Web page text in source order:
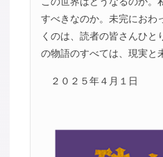
すべきなのか。未完におわ
くのは、読者の皆さんひと
の物語のすべては、現実と
２０２５年４月１日